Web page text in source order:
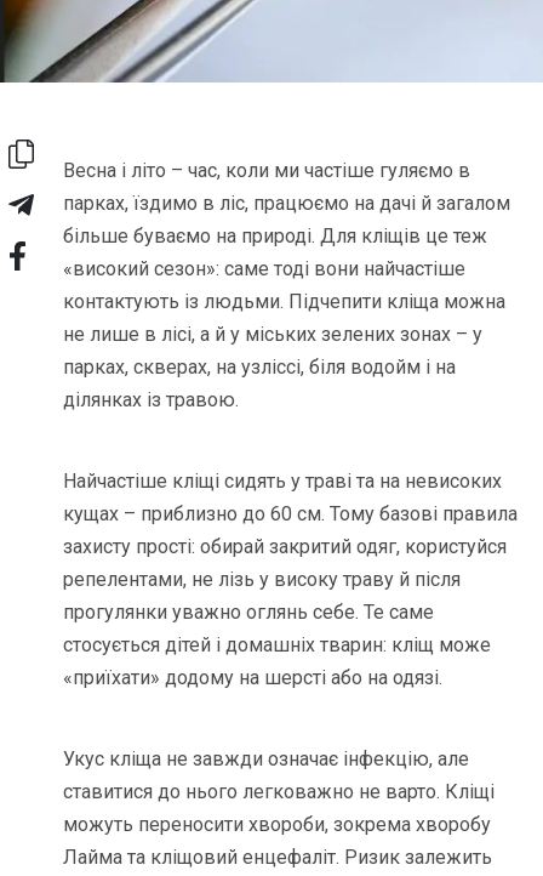
Весна і літо – час, коли ми частіше гуляємо в
парках, їздимо в ліс, працюємо на дачі й загалом
більше буваємо на природі. Для кліщів це теж
«високий сезон»: саме тоді вони найчастіше
контактують із людьми. Підчепити кліща можна
не лише в лісі, а й у міських зелених зонах – у
парках, скверах, на узліссі, біля водойм і на
ділянках із травою.
Найчастіше кліщі сидять у траві та на невисоких
кущах – приблизно до 60 см. Тому базові правила
захисту прості: обирай закритий одяг, користуйся
репелентами, не лізь у високу траву й після
прогулянки уважно оглянь себе. Те саме
стосується дітей і домашніх тварин: кліщ може
«приїхати» додому на шерсті або на одязі.
Укус кліща не завжди означає інфекцію, але
ставитися до нього легковажно не варто. Кліщі
можуть переносити хвороби, зокрема хворобу
Лайма та кліщовий енцефаліт. Ризик залежить